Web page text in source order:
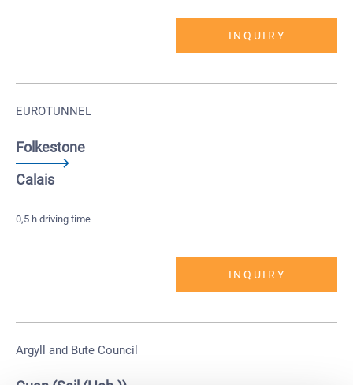
INQUIRY
EUROTUNNEL
Folkestone
Calais
0,5 h driving time
INQUIRY
Argyll and Bute Council